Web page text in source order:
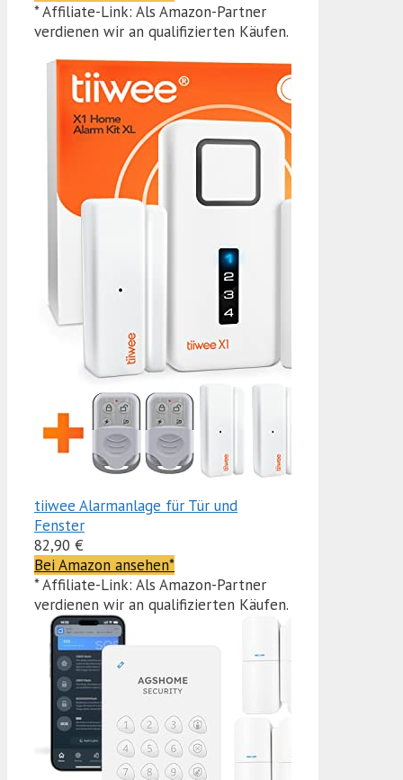
* Affiliate-Link: Als Amazon-Partner
verdienen wir an qualifizierten Käufen.
tiiwee Alarmanlage für Tür und
Fenster
82,90 €
Bei Amazon ansehen*
* Affiliate-Link: Als Amazon-Partner
verdienen wir an qualifizierten Käufen.